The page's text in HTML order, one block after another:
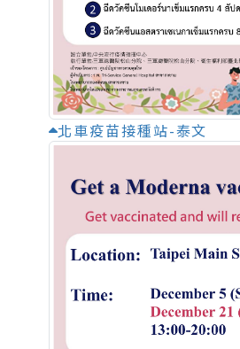
北車疫苗接種站-泰文